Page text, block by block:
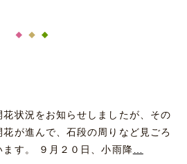
花状況をお知らせしましたが、その
花が進んで、石段の周りなど見ごろ
ます。 ９月２０日、小雨降